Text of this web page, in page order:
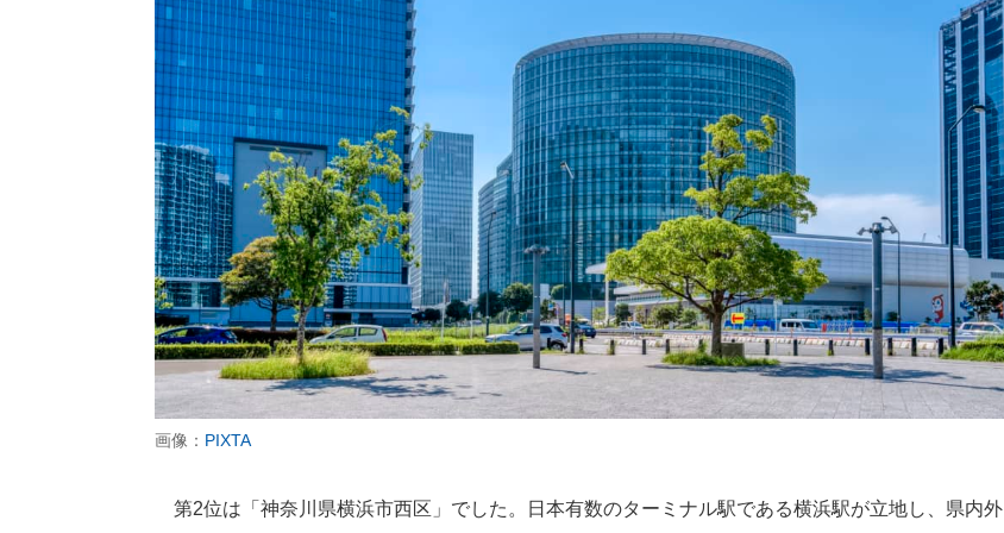
画像： PIXTA
第2位は「神奈川県横浜市西区」でした。日本有数のターミナル駅である横浜駅が立地し、県内外